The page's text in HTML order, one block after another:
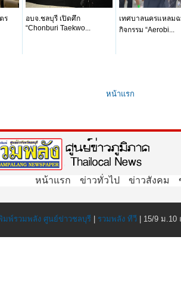
ร
อบจ.ชลบุรี เปิดศึก
“Chonburi Taekwo...
เทศบาลนครแหลม
กิจกรรม “Aerobi...
หน้าแรก
หน้าแรก ข่าวทั่วไป ข่าวสังคม
มพ์รวมพลัง ศูนย์ข่าวชลบุรี | รวมพลัง ทีวี | 15/9 ม.10